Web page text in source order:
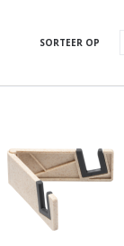
SORTEER OP